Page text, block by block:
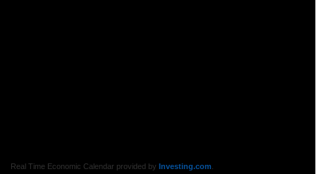
Real Time Economic Calendar provided by Investing.com